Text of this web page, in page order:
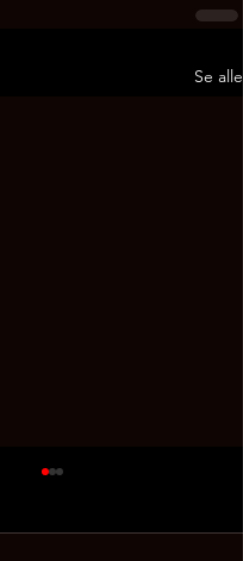
Se alle